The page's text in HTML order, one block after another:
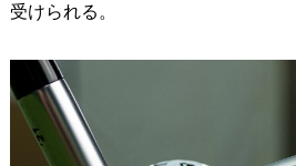
受けられる。